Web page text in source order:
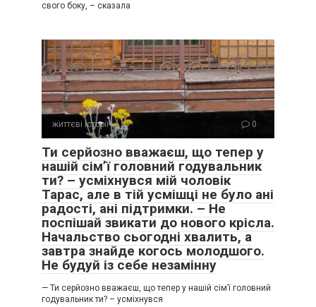
свого боку, – сказала
життєві історії 0
Ти серйозно вважаєш, що тепер у
нашій сім’ї головний годувальник
ти? – усміхнувся мій чоловік
Тарас, але в тій усмішці не було ані
радості, ані підтримки. – Не
поспішай звикати до нового крісла.
Начальство сьогодні хвалить, а
завтра знайде когось молодшого.
Не будуй із себе незамінну
— Ти серйозно вважаєш, що тепер у нашій сім’ї головний
годувальник ти? – усміхнувся